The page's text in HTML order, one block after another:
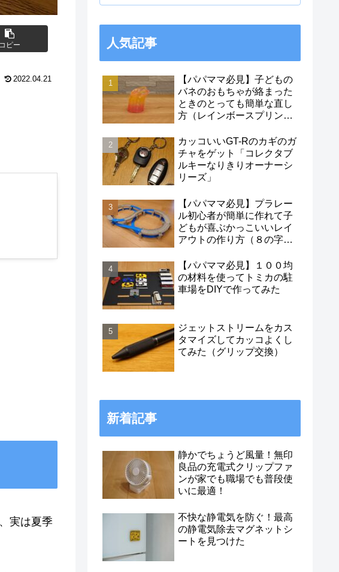
コピー
2022.04.21
実は夏季
人気記事
【パパママ必見】子どもの
バネのおもちゃが絡まった
ときのとっても簡単な直し
方（レインボースプリン
カッコいいGT-Rのカギのガ
チャをゲット「コレクタブ
ルキーなりきりオーナーシ
リーズ」
【パパママ必見】プラレー
ル初心者が簡単に作れて子
どもが喜ぶかっこいいレイ
アウトの作り方（８の字レ
【パパママ必見】１００均
の材料を使ってトミカの駐
車場をDIYで作ってみた
ジェットストリームをカス
タマイズしてカッコよくし
てみた（グリップ交換）
新着記事
静かでちょうど風量！無印
良品の充電式クリップファ
ンが家でも職場でも普段使
いに最適！
不快な静電気を防ぐ！最高
の静電気除去マグネットシ
ートを見つけた